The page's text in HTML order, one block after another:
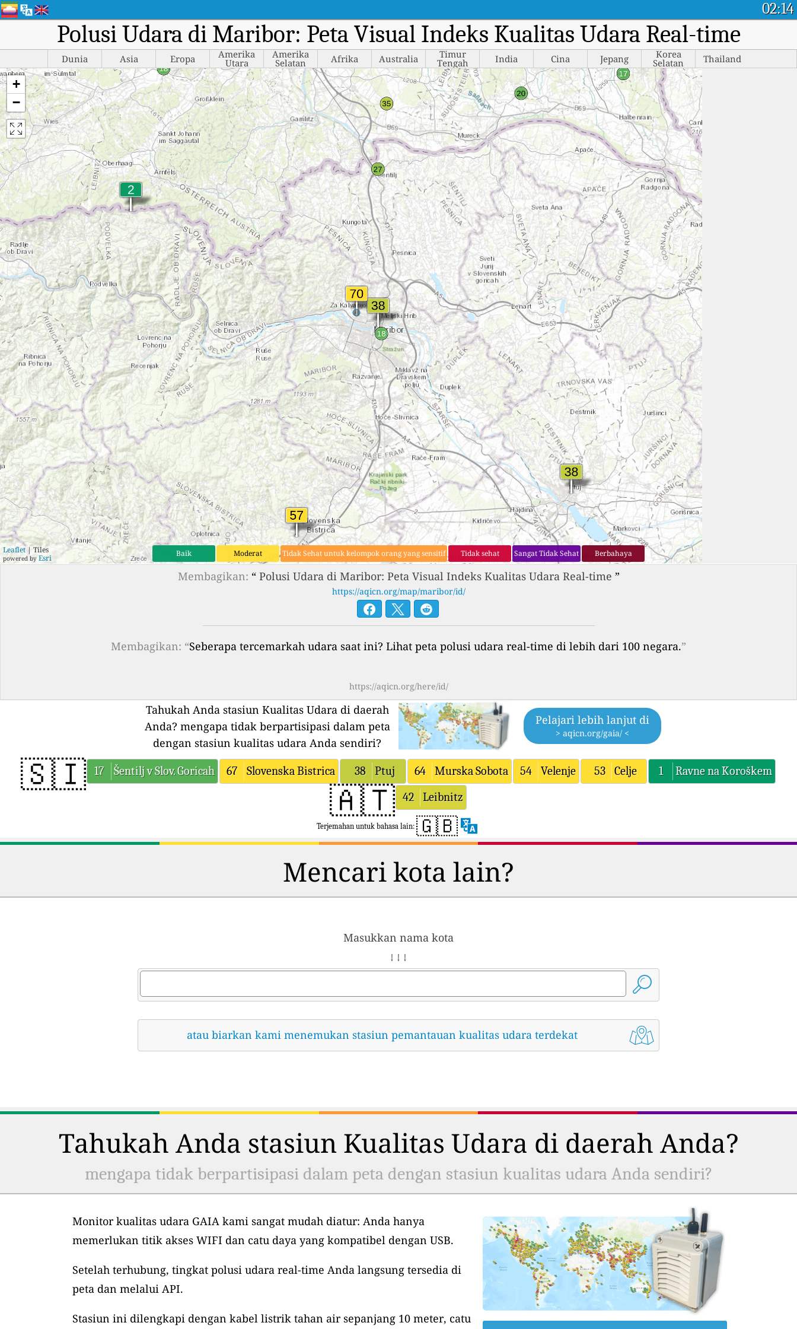
02:14
Polusi Udara di Maribor: Peta Visual Indeks Kualitas Udara Real-time
Dunia Asia Eropa Amerika
Utara
Amerika
Selatan Afrika Australia Timur
Tengah India Cina Jepang Korea
Selatan Thailand
+
−
Leaflet| Tiles
powered by Esri Baik Moderat Tidak Sehat untuk kelompok orang yang sensitif Tidak sehat Sangat Tidak Sehat Berbahaya
Membagikan: “ Polusi Udara di Maribor: Peta Visual Indeks Kualitas Udara Real-time ”
https://aqicn.org/map/maribor/id/
Membagikan: “Seberapa tercemarkah udara saat ini? Lihat peta polusi udara real-time di lebih dari 100 negara.”
https://aqicn.org/here/id/
Tahukah Anda stasiun Kualitas Udara di daerah
Anda? mengapa tidak berpartisipasi dalam peta
dengan stasiun kualitas udara Anda sendiri?
Pelajari lebih lanjut di
> aqicn.org/gaia/ <
🇸🇮 17 Šentilj v Slov. Goricah 67 Slovenska Bistrica 38 Ptuj 64 Murska Sobota 54 Velenje 53 Celje 1 Ravne na Koroškem
🇦🇹 42 Leibnitz
Terjemahan untuk bahasa lain: 🇬🇧
Mencari kota lain?
Masukkan nama kota
↓ ↓ ↓
atau biarkan kami menemukan stasiun pemantauan kualitas udara terdekat
Tahukah Anda stasiun Kualitas Udara di daerah Anda?
mengapa tidak berpartisipasi dalam peta dengan stasiun kualitas udara Anda sendiri?
Monitor kualitas udara GAIA kami sangat mudah diatur: Anda hanya
memerlukan titik akses WIFI dan catu daya yang kompatibel dengan USB.
Setelah terhubung, tingkat polusi udara real-time Anda langsung tersedia di
peta dan melalui API.
Stasiun ini dilengkapi dengan kabel listrik tahan air sepanjang 10 meter, catu